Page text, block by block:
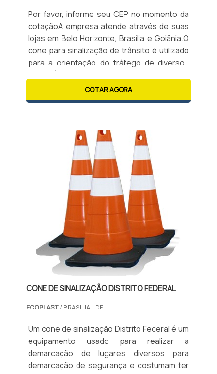
Por favor, informe seu CEP no momento da
cotaçãoA empresa atende através de suas
lojas em Belo Horizonte, Brasília e Goiânia.O
cone para sinalização de trânsito é utilizado
para a orientação do tráfego de diversos
ser solicitado em variados tamanhos, cores e
materiais.Com o uso do cone, o processo de
movimentação dos veículos é
Tráfego de carros mais ef...
COTAR AGORA
CONE DE SINALIZAÇÃO DISTRITO FEDERAL
ECOPLAST/ BRASILIA - DF
Um cone de sinalização Distrito Federal é um
equipamento usado para realizar a
demarcação de lugares diversos para
demarcação de segurança e costumam ter